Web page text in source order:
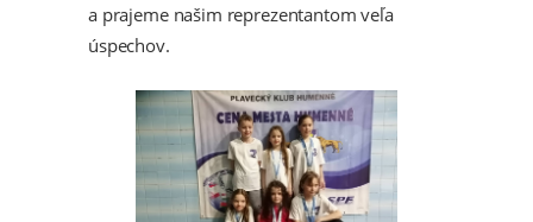
a prajeme našim reprezentantom veľa
úspechov.